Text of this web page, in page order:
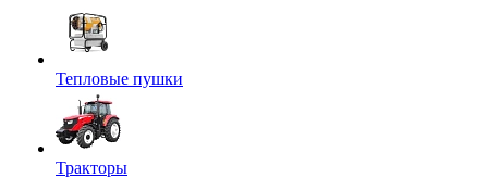
Тепловые пушки
Тракторы